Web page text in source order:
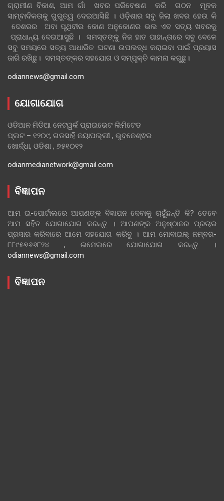
ଗ୍ରାମୀଣ ବିକାଶ, ଆମ ଗାଁ ଖବର ପରିବେଷଣ କରି ଗଠନ ମୂଳକ
ସାମ୍ବାଦିକତାକୁ ଗୁରୁତ୍ୱ ଦେଇଆସିଛି । ଓଡ଼ିଶାର ସବୁ ଜିଲା ଖବର ହେଉ କି
ଦେଶରର ଅବା ପୃଥିବୀର କୋଣ ଅନୁକୋଣର ଭଲ ଏବ ସତ୍ୟ ଖବରକୁ
ପ୍ରାଧାନ୍ୟ ଦେଇଆସୁଛି । ସମସ୍ତଙ୍କୁ ନିଜ ହାତ ପାହାନ୍ତାରେ ସବୁ ବେଳେ
ସବୁ ସମୟରେ ସତ୍ୟ ଆଧାରିତ ଘଟଣା ଉପଲବ୍ଧ କରାଇବା ପାଇଁ ପ୍ରୟାସ
ଜାରି ରଖିଛୁ। ସମସ୍ତଙ୍କର ସହଯୋଗ ଓ ସମ୍ପୃକ୍ତି କାମନା କରୁଛୁ।
odiannews@gmail.com
ଯୋଗାଯୋଗ
ଓଡିଆନ ମିଡିଆ ନେଟୱର୍କ ପ୍ରାଇଭେଟ ଲିମିଟେଡ
ପ୍ଲଟ – ୧୨୦୯, ଗଡସାହି ନୟାପଲ୍ଲୀ , ଭୁବନେଶ୍ଵର
ଖୋର୍ଦ୍ଧା, ଓଡିଶା , ୭୫୧୦୧୨
odianmedianetwork@gmail.com
ବିଜ୍ଞାପନ
ଆମ ଇ-ପୋର୍ଟାଲରେ ଆପଣଙ୍କ ବିଜ୍ଞାପନ ଦେବାକୁ ଚାହୁଁଛନ୍ତି କି? ତେବେ
ଆମ ସହିତ ଯୋଗାଯୋଗ କରନ୍ତୁ । ଆପଣଙ୍କ ଅନୁଷ୍ଠାନର ପ୍ରଚାର
ପ୍ରସାର କରିବାରେ ଆମେ ସହଯୋଗ କରିବୁ । ଆମ ମୋବାଇଲ୍ ନମ୍ବର-
୮୮୯୫୭୬୬୮୨୪ , ଇମେଲରେ ଯୋଗାଯୋଗ କରନ୍ତୁ ।
odiannews@gmail.com
ବିଜ୍ଞାପନ